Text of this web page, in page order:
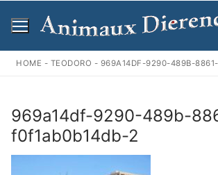
naar
inhoud
HOME - TEODORO - 969A14DF-9290-489B-8861-
969a14df-9290-489b-
f0f1ab0b14db-2